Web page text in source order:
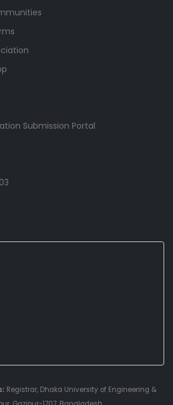
Submission Portal
Registrar, Dhaka University of Engineering &